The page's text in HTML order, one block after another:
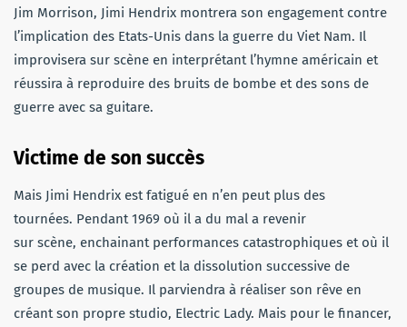
Jim Morrison, Jimi Hendrix montrera son engagement contre
l’implication des Etats-Unis dans la guerre du Viet Nam. Il
improvisera sur scène en interprétant l’hymne américain et
réussira à reproduire des bruits de bombe et des sons de
guerre avec sa guitare.
Victime de son succès
Mais Jimi Hendrix est fatigué en n’en peut plus des
tournées. Pendant 1969 où il a du mal a revenir
sur scène, enchainant performances catastrophiques et où il
se perd avec la création et la dissolution successive de
groupes de musique. Il parviendra à réaliser son rêve en
créant son propre studio, Electric Lady. Mais pour le financer,